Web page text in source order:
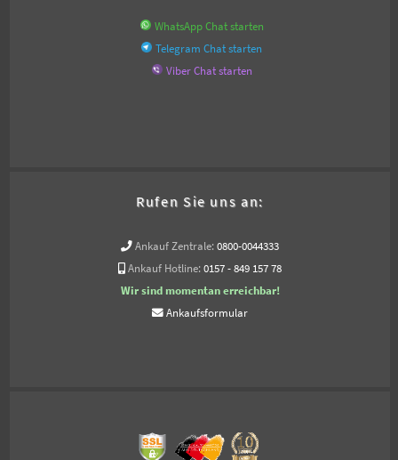
WhatsApp Chat starten
Telegram Chat starten
Viber Chat starten
Rufen Sie uns an:
Ankauf Zentrale: 0800-0044333
Ankauf Hotline: 0157 - 849 157 78
Wir sind momentan erreichbar!
Ankaufsformular